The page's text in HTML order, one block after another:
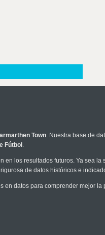
Town. Nuestra base de
Fútbol .
en los resultados futuros. Ya sea
de datos históricos e
en datos para comprender mejor